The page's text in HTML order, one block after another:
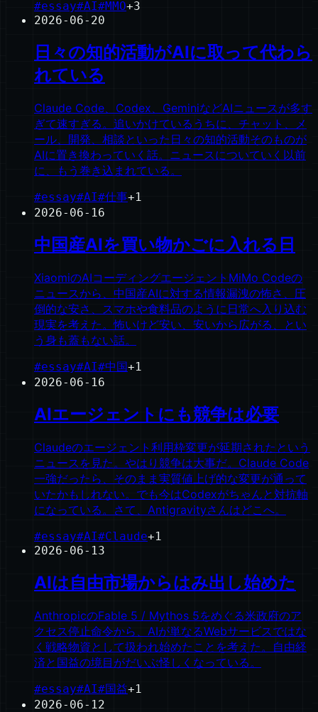
#essay#AI#MMO+3
2026-06-20
日々の知的活動がAIに取って代わら
れている
Claude Code、Codex、GeminiなどAIニュースが多す
ぎて速すぎる。追いかけているうちに、チャット、メ
ール、開発、相談といった日々の知的活動そのものが
AIに置き換わっていく話。ニュースについていく以前
に、もう巻き込まれている。
#essay#AI#仕事+1
2026-06-16
中国産AIを買い物かごに入れる日
XiaomiのAIコーディングエージェントMiMo Codeの
ニュースから、中国産AIに対する情報漏洩の怖さ、圧
倒的な安さ、スマホや食料品のように日常へ入り込む
現実を考えた。怖いけど安い、安いから広がる、とい
う身も蓋もない話。
#essay#AI#中国+1
2026-06-16
AIエージェントにも競争は必要
Claudeのエージェント利用枠変更が延期されたという
ニュースを見た。やはり競争は大事だ。Claude Code
一強だったら、そのまま実質値上げ的な変更が通って
いたかもしれない。でも今はCodexがちゃんと対抗軸
になっている。さて、Antigravityさんはどこへ。
#essay#AI#Claude+1
2026-06-13
AIは自由市場からはみ出し始めた
AnthropicのFable 5 / Mythos 5をめぐる米政府のア
クセス停止命令から、AIが単なるWebサービスではな
く戦略物資として扱われ始めたことを考えた。自由経
済と国益の境目がだいぶ怪しくなっている。
#essay#AI#国益+1
2026-06-12